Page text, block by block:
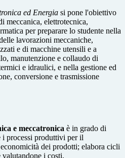
ed Energia si pone l'obiettivo
meccanica, elettrotecnica,
per preparare lo studente nella
lavorazioni meccaniche,
e di macchine utensili e a
manutenzione e collaudo di
e idraulici, e nella gestione ed
conversione e trasmissione
e meccatronica è in grado di
i processi produttivi per il
dei prodotti; elabora cicli
i costi.